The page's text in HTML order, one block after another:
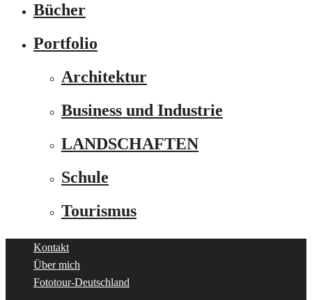
Bücher
Portfolio
Architektur
Business und Industrie
LANDSCHAFTEN
Schule
Tourismus
Kontakt
Über mich
Fototour-Deutschland